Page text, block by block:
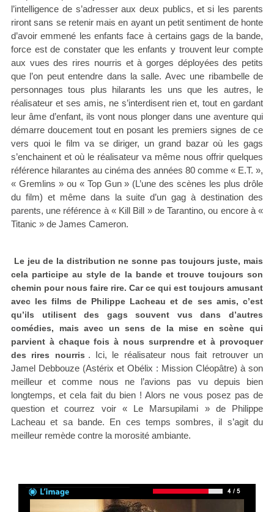
l’intelligence de s’adresser aux deux publics, et si les parents
riront sans se retenir mais en ayant un petit sentiment de honte
d’avoir emmené les enfants face à certains gags de la bande,
force est de constater que les enfants y trouvent leur compte
aux vues des rires nourris et à gorges déployées des petits
que l’on peut entendre dans la salle. Avec une ribambelle de
personnages tous plus hilarants les uns que les autres, le
réalisateur et ses amis, ne s’interdisent rien et, tout en gardant
leur âme d’enfant, ils vont nous plonger dans une aventure qui
démarre doucement tout en posant les premiers signes de ce
vers quoi le film va se diriger, un grand bazar où les gags
s’enchainent et où le réalisateur va même nous offrir quelques
référence hilarantes au cinéma des années 80 comme « E.T. »,
« Gremlins » ou « Top Gun » (L’une des scènes les plus drôle
du film) et même dans la suite d’un gag à destination des
parents, une référence à « Kill Bill » de Tarantino, ou encore à «
Titanic » de James Cameron.
Le jeu de la distribution ne sonne pas toujours juste, mais
cela participe au style de la bande et trouve toujours son
chemin pour nous faire rire. Car ce qui est toujours amusant
avec les films de Philippe Lacheau et de ses amis, c’est
qu’ils utilisent des gags souvent vus dans d’autres
comédies, mais avec un sens de la mise en scène qui
parvient à chaque fois à nous surprendre et à provoquer
des rires nourris . Ici, le réalisateur nous fait retrouver un
Jamel Debbouze (Astérix et Obélix : Mission Cléopâtre) à son
meilleur et comme nous ne l’avions pas vu depuis bien
longtemps, et cela fait du bien ! Alors ne vous posez pas de
question et courrez voir « Le Marsupilami » de Philippe
Lacheau et sa bande. En ces temps sombres, il s’agit du
meilleur remède contre la morosité ambiante.